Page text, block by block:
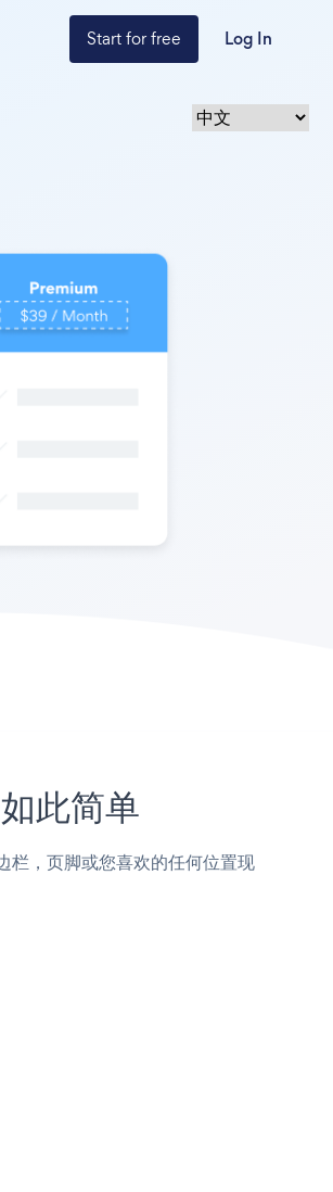
Start for free Log In
此简单
，页脚或您喜欢的任何位置现